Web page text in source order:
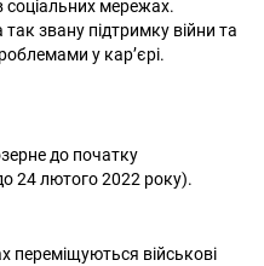
соціальних мережах.
звану підтримку війни та
у кар’єрі.
до початку
24 лютого 2022 року).
переміщуються військові